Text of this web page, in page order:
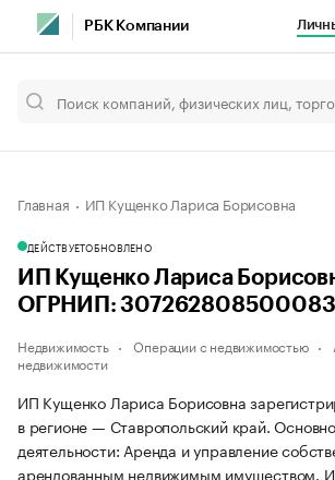
РБК Компании
Главная ИП Кущенко Лариса Борисовна
ДЕЙСТВУЕТОБНОВЛЕНО
ИП Кущенко Лариса
ОГРНИП: 307262808500083
Недвижимость Операции с недвижимостью
недвижимости
ИП Кущенко Лариса Борисовна
в регионе — Ставропольский край.
деятельности: Аренда и управление
арендованным недвижимым имуществом.